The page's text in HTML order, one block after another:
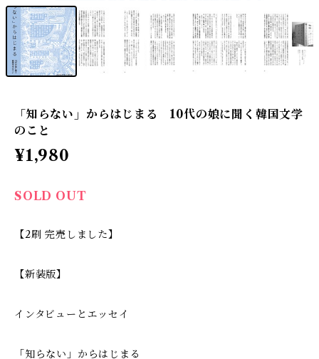
「知らない」からはじまる 10代の娘に聞く韓国文学
のこと
¥1,980
SOLD OUT
【2刷 完売しました】
【新装版】
インタビューとエッセイ
「知らない」からはじまる